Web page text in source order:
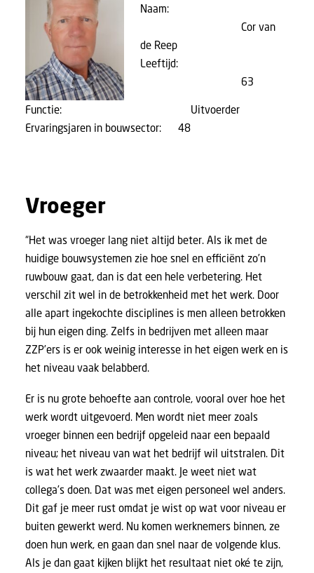
Naam:
Cor van
de Reep
Leeftijd:
63
Functie: Uitvoerder
Ervaringsjaren in bouwsector: 48
Vroeger
“Het was vroeger lang niet altijd beter. Als ik met de
huidige bouwsystemen zie hoe snel en efficiënt zo’n
ruwbouw gaat, dan is dat een hele verbetering. Het
verschil zit wel in de betrokkenheid met het werk. Door
alle apart ingekochte disciplines is men alleen betrokken
bij hun eigen ding. Zelfs in bedrijven met alleen maar
ZZP’ers is er ook weinig interesse in het eigen werk en is
het niveau vaak belabberd.
Er is nu grote behoefte aan controle, vooral over hoe het
werk wordt uitgevoerd. Men wordt niet meer zoals
vroeger binnen een bedrijf opgeleid naar een bepaald
niveau; het niveau van wat het bedrijf wil uitstralen. Dit
is wat het werk zwaarder maakt. Je weet niet wat
collega’s doen. Dat was met eigen personeel wel anders.
Dit gaf je meer rust omdat je wist op wat voor niveau er
buiten gewerkt werd. Nu komen werknemers binnen, ze
doen hun werk, en gaan dan snel naar de volgende klus.
Als je dan gaat kijken blijkt het resultaat niet oké te zijn,